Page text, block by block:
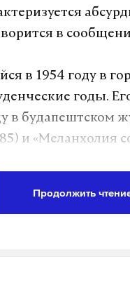
в
в 1954 году в
годы.
в будапештском
и «Меланхолия
в
Продолжить